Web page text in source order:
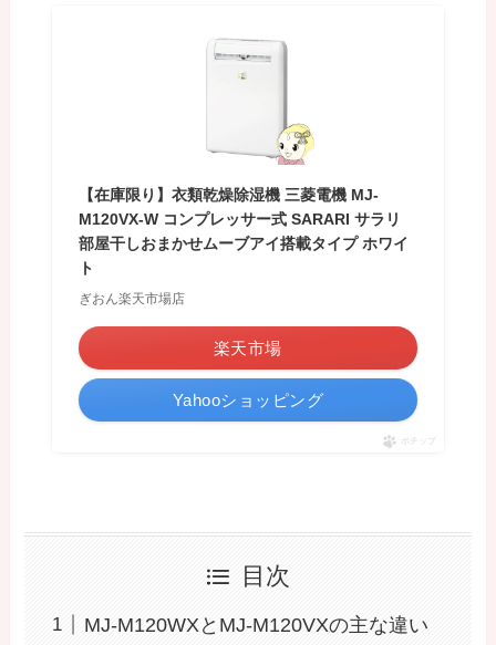
【在庫限り】衣類乾燥除湿機 三菱電機 MJ-
M120VX-W コンプレッサー式 SARARI サラリ
部屋干しおまかせムーブアイ搭載タイプ ホワイ
ト
ぎおん楽天市場店
楽天市場
Yahooショッピング
ポチップ
目次
MJ-M120WXとMJ-M120VXの主な違い